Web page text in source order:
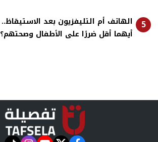
5
الهاتف أم التليفزيون بعد الاستيقاظ..
أيهما أقل ضررًا على الأطفال وصحتهم؟